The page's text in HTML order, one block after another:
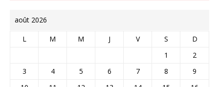
août 2026
L M M J V S
D
1
2
3
4 5 6 7 8
9